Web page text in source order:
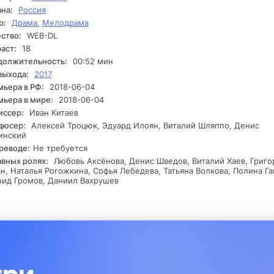
и попытаться воскресить то, что кажется потерянным
Россия
Драма, Мелодрама
WEB-DL
18
00:52 мин
2017
в РФ:
2018-06-04
в мире:
2018-06-04
Иван Китаев
Алексей Троцюк, Эдуард Илоян, Виталий Шляппо, Денис
Не требуется
ролях:
Любовь Аксёнова, Денис Шведов, Виталий Хаев,
Наталья Рогожкина, Софья Лебедева, Татьяна Волкова, Полина
Громов, Даниил Вахрушев